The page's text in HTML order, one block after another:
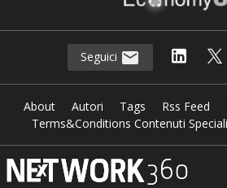
Seguici
About Autori Tags Rss Feed
Terms&Conditions Contenuti